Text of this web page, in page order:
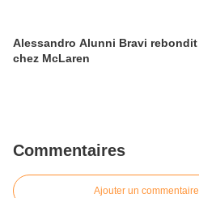
Alessandro Alunni Bravi rebondit
chez McLaren
Commentaires
Ajouter un commentaire